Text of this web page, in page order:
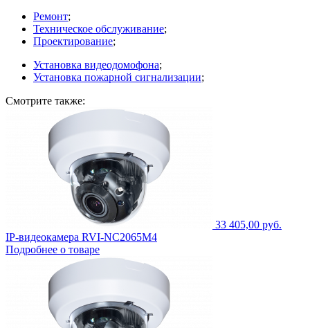
Ремонт;
Техническое обслуживание;
Проектирование;
Установка видеодомофона;
Установка пожарной сигнализации;
Смотрите также:
33 405,00 руб.
IP-видеокамера RVI-NC2065M4
Подробнее о товаре